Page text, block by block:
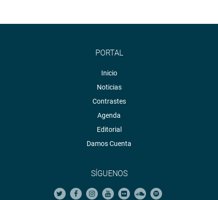
PORTAL
Inicio
Noticias
Contrastes
Agenda
Editorial
Damos Cuenta
SÍGUENOS